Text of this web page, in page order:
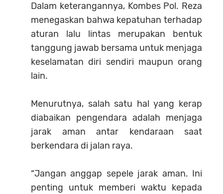
Dalam keterangannya, Kombes Pol. Reza
menegaskan bahwa kepatuhan terhadap
aturan lalu lintas merupakan bentuk
tanggung jawab bersama untuk menjaga
keselamatan diri sendiri maupun orang
lain.
Menurutnya, salah satu hal yang kerap
diabaikan pengendara adalah menjaga
jarak aman antar kendaraan saat
berkendara di jalan raya.
“Jangan anggap sepele jarak aman. Ini
penting untuk memberi waktu kepada